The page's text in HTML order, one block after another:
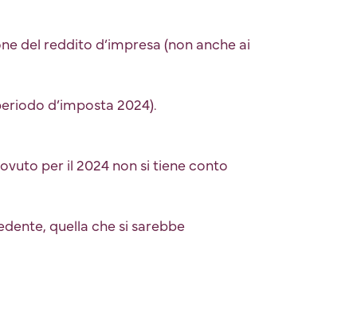
del reddito d’impresa (non anche ai
d’imposta 2024).
per il 2024 non si tiene conto
quella che si sarebbe